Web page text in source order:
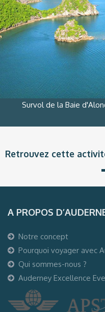
Survol de la Baie
Retrouvez cette
A PROPOS
Notre concept
Pourquoi voyager avec
Qui sommes-nous ?
Auderney Excellence